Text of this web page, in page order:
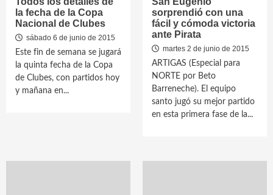
la fecha de la Copa
Nacional de Clubes
sábado 6 de junio de 2015
Este fin de semana se jugará
la quinta fecha de la Copa
de Clubes, con partidos hoy
y mañana en...
sorprendió con una
fácil y cómoda victoria
ante Pirata
martes 2 de junio de 2015
ARTIGAS (Especial para
NORTE por Beto
Barreneche). El equipo
santo jugó su mejor partido
en esta primera fase de la...